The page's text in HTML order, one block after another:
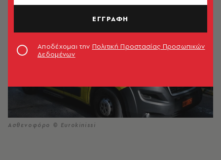
Ασθενοφόρο © Eurokinissi
ΕΓΓΡΑΦΗ
Αποδέχομαι την Πολιτική Προστασίας Προσωπικών
Δεδομένων